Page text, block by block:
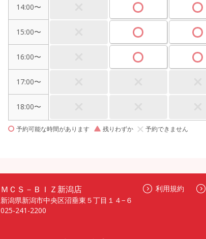
14:00〜
15:00〜
16:00〜
17:00〜
18:00〜
予約可能な時間があります 残りわずか 予約できません
ＭＣＳ－ＢＩＺ新潟店
新潟県新潟市中央区沼垂東５丁目１４−６
025-241-2200
利用規約